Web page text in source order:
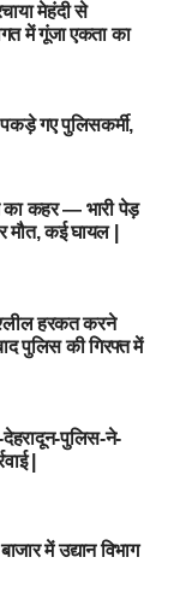
मेहंदी से
में गूंजा एकता का
गए पुलिसकर्मी,
का कहर — भारी पेड़
मौत, कई घायल |
हरकत करने
पुलिस की गिरफ्त में
पुलिस-ने-
|
में उद्यान विभाग